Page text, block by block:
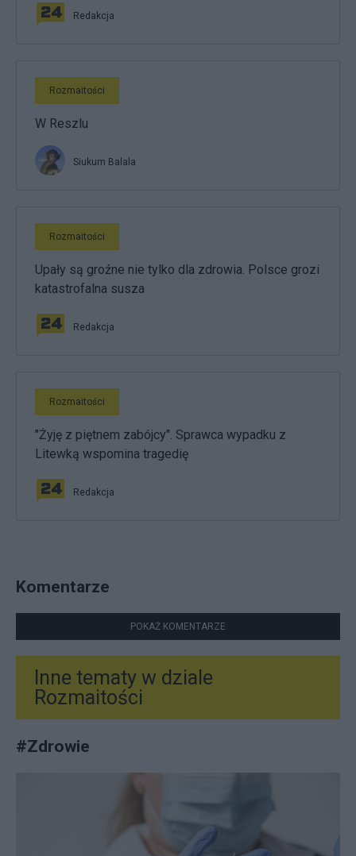
Redakcja
Rozmaitości
W Reszlu
Siukum Balala
Rozmaitości
Upały są groźne nie tylko dla zdrowia. Polsce grozi
katastrofalna susza
Redakcja
Rozmaitości
"Żyję z piętnem zabójcy". Sprawca wypadku z
Litewką wspomina tragedię
Redakcja
Komentarze
POKAŻ KOMENTARZE
Inne tematy w dziale
Rozmaitości
#Zdrowie